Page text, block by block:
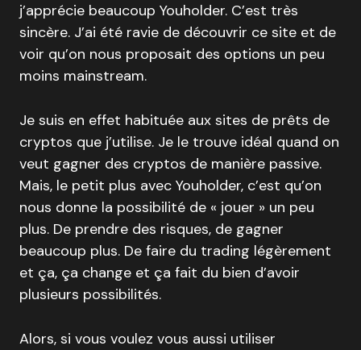
j’apprécie beaucoup Youholder. C’est très
sincère. J’ai été ravie de découvrir ce site et de
voir qu’on nous proposait des options un peu
moins mainstream.
Je suis en effet habituée aux sites de prêts de
cryptos que j’utilise. Je le trouve idéal quand on
veut gagner des cryptos de manière passive.
Mais, le petit plus avec Youholder, c’est qu’on
nous donne la possibilité de « jouer » un peu
plus. De prendre des risques, de gagner
beaucoup plus. De faire du trading légèrement
et ça, ça change et ça fait du bien d’avoir
plusieurs possibilités.
Alors, si vous voulez vous aussi utiliser